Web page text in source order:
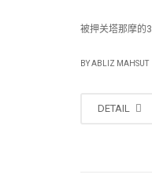
被押关塔那摩
BYABLIZ MAHSUT
DETAIL